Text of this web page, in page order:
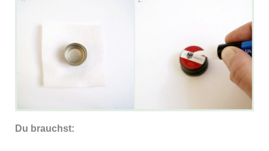
Du brauchst: